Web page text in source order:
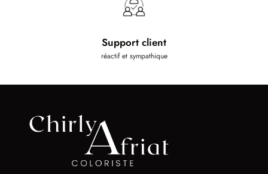
Support client
réactif et sympathique